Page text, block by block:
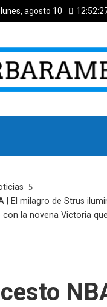
lunes, agosto 10
| El milagro de Strus
con la novena Victoria